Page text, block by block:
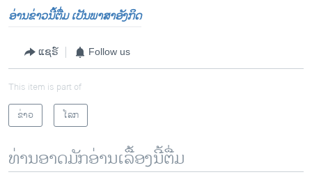
ອ່ານຂ່າວນີ້ຕື່ມ ເປັນພາສາອັງກິດ
ແຊຣ໌ Follow us
This item is part of
ຂ່າວ
ໂລກ
ທ່ານອາດມັກອ່ານເລື້ອງນີ້ຕື່ມ